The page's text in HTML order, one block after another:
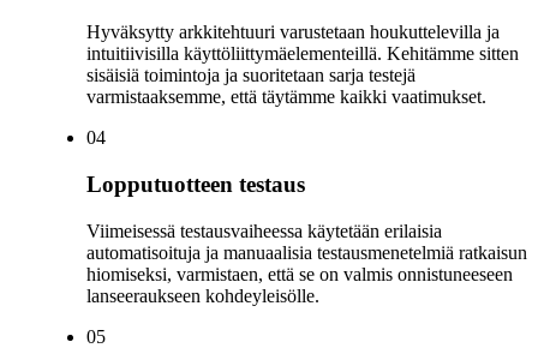
Hyväksytty arkkitehtuuri varustetaan houkuttelevilla ja
intuitiivisilla käyttöliittymäelementeillä. Kehitämme sitten
sisäisiä toimintoja ja suoritetaan sarja testejä
varmistaaksemme, että täytämme kaikki vaatimukset.
04
Lopputuotteen testaus
Viimeisessä testausvaiheessa käytetään erilaisia
automatisoituja ja manuaalisia testausmenetelmiä ratkaisun
hiomiseksi, varmistaen, että se on valmis onnistuneeseen
lanseeraukseen kohdeyleisölle.
05